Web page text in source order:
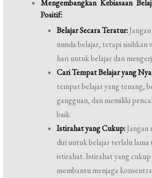
Mengembangkan Kebiasaan
Positif:
Belajar Secara Teratur:
nunda belajar, tetapi sisihkan
hari untuk belajar dan
Cari Tempat Belajar yang
tempat belajar yang tenang,
gangguan, dan memiliki
baik.
Istirahat yang Cukup:Jangan
diri untuk belajar terlalu lama
istirahat. Istirahat yang
membantu menjaga